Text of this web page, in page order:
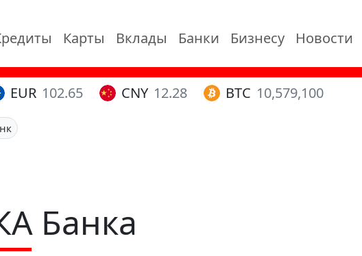
Карты Вклады Банки Бизнесу Новости
EUR 102.65 CNY 12.28 BTC 10,579,100
Банка